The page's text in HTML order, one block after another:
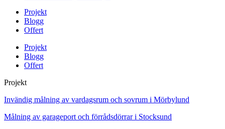
Projekt
Blogg
Offert
Projekt
Blogg
Offert
Projekt
Invändig målning av vardagsrum och sovrum i Mörbylund
Målning av garageport och förrådsdörrar i Stocksund